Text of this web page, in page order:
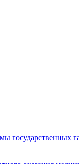
государственных